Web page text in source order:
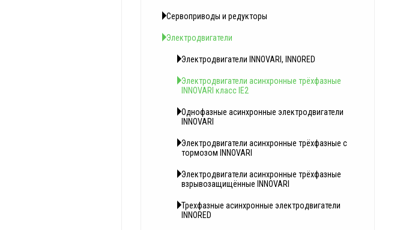
Сервоприводы и редукторы
Электродвигатели
Электродвигатели INNOVARI, INNORED
Электродвигатели асинхронные трёхфазные
INNOVARI класс IE2
Однофазные асинхронные электродвигатели
INNOVARI
Электродвигатели асинхронные трёхфазные с
тормозом INNOVARI
Электродвигатели асинхронные трёхфазные
взрывозащищённые INNOVARI
Трехфазные асинхронные электродвигатели
INNORED